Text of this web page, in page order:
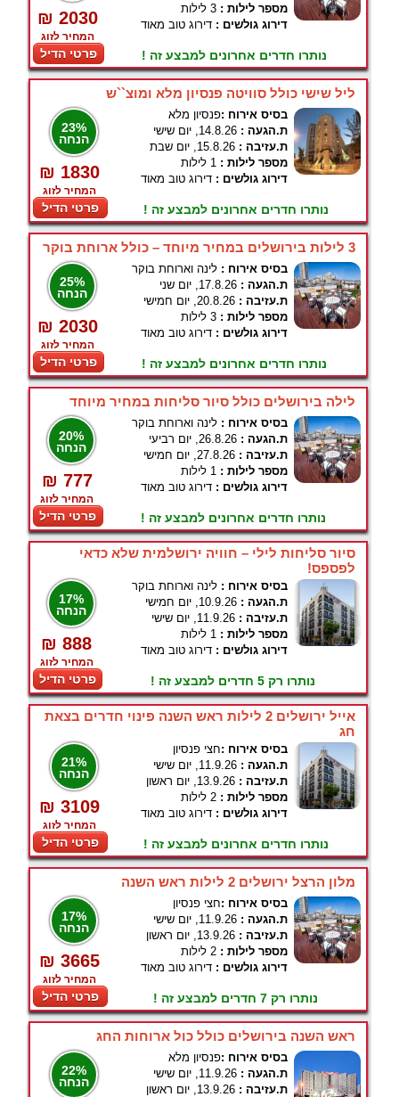
₪ 2030
המחיר לזוג
פרטי הדיל
מספר לילות : 3 לילות
דירוג גולשים : דירוג טוב מאוד
נותרו חדרים אחרונים למבצע זה !
ליל שישי כולל סוויטה פנסיון מלא ומוצ``ש
23%
הנחה
₪ 1830
המחיר לזוג
פרטי הדיל
בסיס אירוח :פנסיון מלא
ת.הגעה : 14.8.26, יום שישי
ת.עזיבה : 15.8.26, יום שבת
מספר לילות : 1 לילות
דירוג גולשים : דירוג טוב מאוד
נותרו חדרים אחרונים למבצע זה !
3 לילות בירושלים במחיר מיוחד – כולל ארוחת בוקר
25%
הנחה
₪ 2030
המחיר לזוג
פרטי הדיל
בסיס אירוח : לינה וארוחת בוקר
ת.הגעה : 17.8.26, יום שני
ת.עזיבה : 20.8.26, יום חמישי
מספר לילות : 3 לילות
דירוג גולשים : דירוג טוב מאוד
נותרו חדרים אחרונים למבצע זה !
לילה בירושלים כולל סיור סליחות במחיר מיוחד
20%
הנחה
₪ 777
המחיר לזוג
פרטי הדיל
בסיס אירוח : לינה וארוחת בוקר
ת.הגעה : 26.8.26, יום רביעי
ת.עזיבה : 27.8.26, יום חמישי
מספר לילות : 1 לילות
דירוג גולשים : דירוג טוב מאוד
נותרו חדרים אחרונים למבצע זה !
סיור סליחות לילי – חוויה ירושלמית שלא כדאי
לפספס!
17%
הנחה
₪ 888
המחיר לזוג
פרטי הדיל
בסיס אירוח : לינה וארוחת בוקר
ת.הגעה : 10.9.26, יום חמישי
ת.עזיבה : 11.9.26, יום שישי
מספר לילות : 1 לילות
דירוג גולשים : דירוג טוב מאוד
נותרו רק 5 חדרים למבצע זה !
אייל ירושלים 2 לילות ראש השנה פינוי חדרים בצאת
חג
21%
הנחה
₪ 3109
המחיר לזוג
פרטי הדיל
בסיס אירוח :חצי פנסיון
ת.הגעה : 11.9.26, יום שישי
ת.עזיבה : 13.9.26, יום ראשון
מספר לילות : 2 לילות
דירוג גולשים : דירוג טוב מאוד
נותרו חדרים אחרונים למבצע זה !
מלון הרצל ירושלים 2 לילות ראש השנה
17%
הנחה
₪ 3665
המחיר לזוג
פרטי הדיל
בסיס אירוח :חצי פנסיון
ת.הגעה : 11.9.26, יום שישי
ת.עזיבה : 13.9.26, יום ראשון
מספר לילות : 2 לילות
דירוג גולשים : דירוג טוב מאוד
נותרו רק 7 חדרים למבצע זה !
ראש השנה בירושלים כולל כול ארוחות החג
22%
הנחה
בסיס אירוח :פנסיון מלא
ת.הגעה : 11.9.26, יום שישי
ת.עזיבה : 13.9.26, יום ראשון